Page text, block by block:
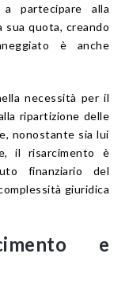
a partecipare alla
sua quota, creando
è anche
necessità per il
ripartizione delle
nonostante sia lui
il risarcimento è
finanziario del
giuridica
e